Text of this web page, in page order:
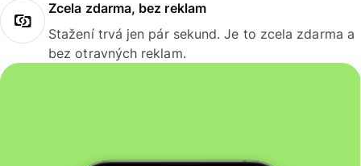
Zcela zdarma, bez reklam
Stažení trvá jen pár sekund. Je to zcela zdarma a
bez otravných reklam.